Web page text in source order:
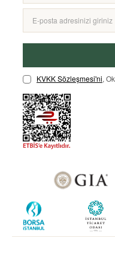
KVKK Sözleşmesi'ni,